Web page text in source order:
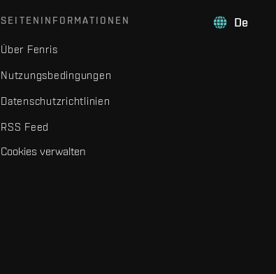
De
SEITENINFORMATIONEN
Über Fenris
Nutzungsbedingungen
Datenschutzrichtlinien
RSS Feed
Cookies verwalten